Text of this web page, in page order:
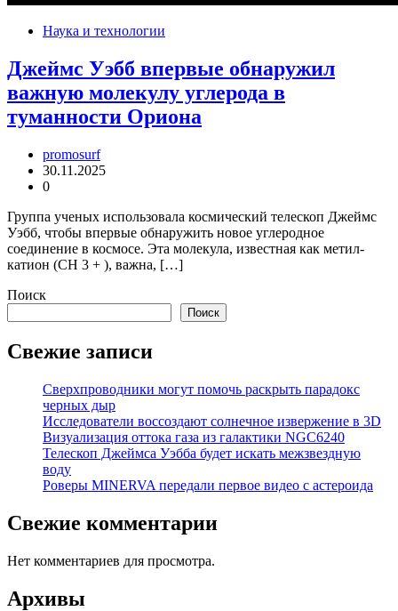
Наука и технологии
Джеймс Уэбб впервые обнаружил
важную молекулу углерода в
туманности Ориона
promosurf
30.11.2025
0
Группа ученых использовала космический телескоп Джеймс
Уэбб, чтобы впервые обнаружить новое углеродное
соединение в космосе. Эта молекула, известная как метил-
катион (CH 3 + ), важна, […]
Поиск
Поиск
Свежие записи
Сверхпроводники могут помочь раскрыть парадокс
черных дыр
Исследователи воссоздают солнечное извержение в 3D
Визуализация оттока газа из галактики NGC6240
Телескоп Джеймса Уэбба будет искать межзвездную
воду
Роверы MINERVA передали первое видео с астероида
Свежие комментарии
Нет комментариев для просмотра.
Архивы